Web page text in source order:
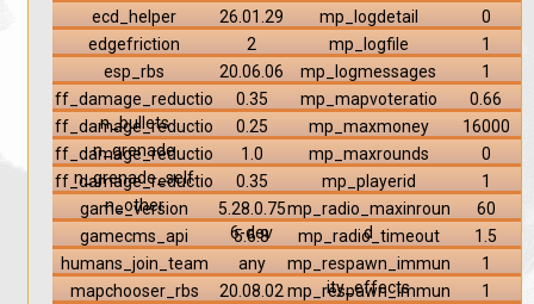
ecd_helper
26.01.29
edgefriction
2
esp_rbs
20.06.06
ff_damage_reductio
n_bullets
0.35
ff_damage_reductio
n_grenade
0.25
ff_damage_reductio
n_grenade_self
1.0
ff_damage_reductio
n_other
0.35
game_version
5.28.0.75
6-dev
gamecms_api
5.6.8
humans_join_team
any
mapchooser_rbs
20.08.02
mp_logdetail
0
mp_logfile
1
mp_logmessages
1
mp_mapvoteratio
0.66
mp_maxmoney
16000
mp_maxrounds
0
mp_playerid
1
mp_radio_maxinroun
d
60
mp_radio_timeout
1.5
mp_respawn_immun
ity_effects
1
mp_respawn_immun
1